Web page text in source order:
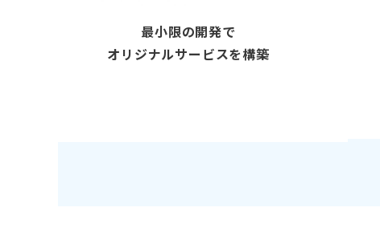
最小限の開発で
オリジナルサービスを構築